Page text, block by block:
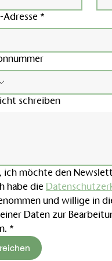
Adresse *
schreiben
ich möchte den
habe die
und willige in
Daten zur
*